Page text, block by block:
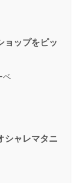
ョップをピッ
ベ
ャレマタニ